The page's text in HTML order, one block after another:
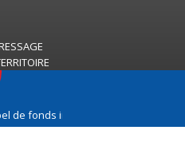
fonds incendies de forêt